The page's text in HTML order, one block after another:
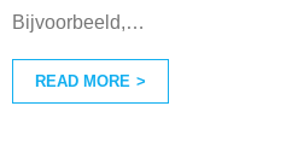
Bijvoorbeeld,…
READ MORE